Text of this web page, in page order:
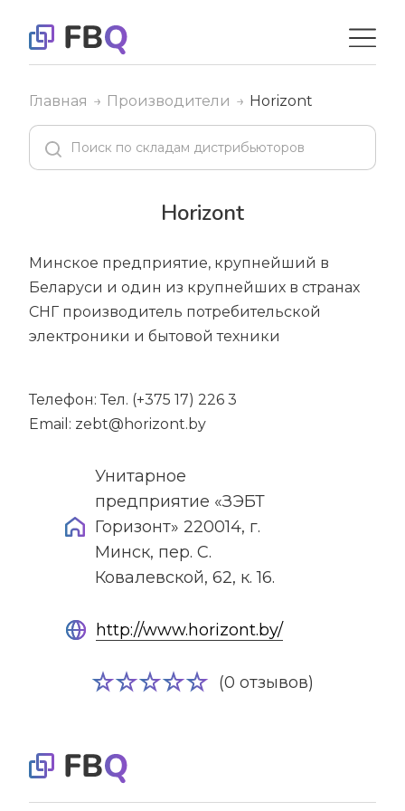
Главная Производители Horizont
Horizont
Минское предприятие, крупнейший в
Беларуси и один из крупнейших в странах
СНГ производитель потребительской
электроники и бытовой техники
Телефон: Тел. (+375 17) 226 3
Email: zebt@horizont.by
Унитарное
предприятие «ЗЭБТ
Горизонт» 220014, г.
Минск, пер. С.
Ковалевской, 62, к. 16.
http://www.horizont.by/
(0 отзывов)